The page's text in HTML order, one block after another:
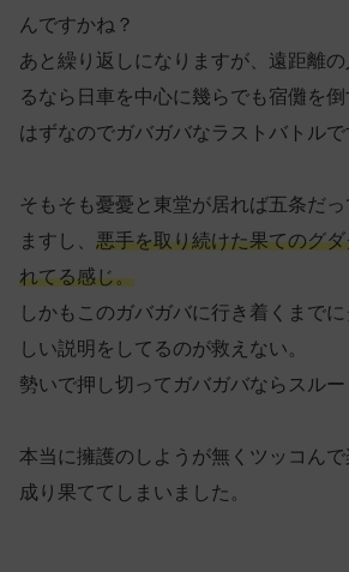
んですかね？
あと繰り返しになりますが、遠距離
るなら日車を中心に幾らでも宿儺を
はずなのでガバガバなラストバトルで
そもそも憂憂と東堂が居れば五条だ
ますし、 悪手を取り続けた果てのグ
れてる感じ。
しかもこのガバガバに行き着くまで
しい説明をしてるのが救えない。
勢いで押し切ってガバガバならスルー
本当に擁護のしようが無くツッコん
成り果ててしまいました。